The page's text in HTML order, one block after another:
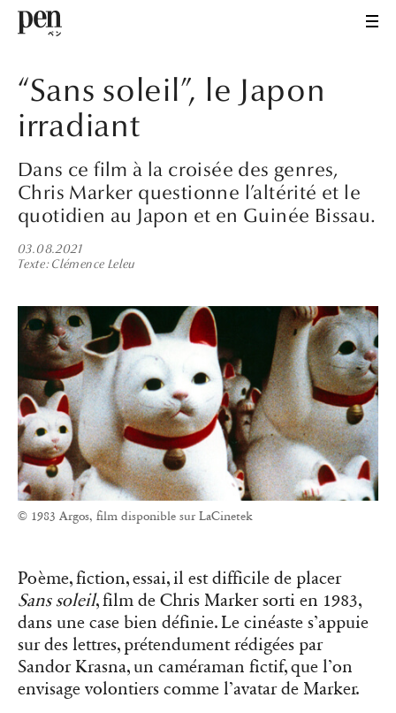
“Sans soleil”, le Japon
irradiant
Dans ce film à la croisée des genres,
Chris Marker questionne l’altérité et le
quotidien au Japon et en Guinée Bissau.
03.08.2021
Texte Clémence Leleu
© 1983 Argos, film disponible sur LaCinetek
Poème, fiction, essai, il est difficile de placer
Sans soleil, film de Chris Marker sorti en 1983,
dans une case bien définie. Le cinéaste s’appuie
sur des lettres, prétendument rédigées par
Sandor Krasna, un caméraman fictif, que l’on
envisage volontiers comme l’avatar de Marker.